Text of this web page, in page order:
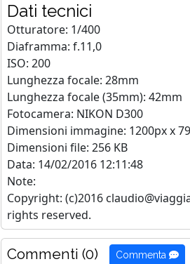
Dati tecnici
Otturatore: 1/400
Diaframma: f.11,0
ISO: 200
Lunghezza focale: 28mm
Lunghezza focale (35mm): 42mm
Fotocamera: NIKON D300
Dimensioni immagine: 1200px x
Dimensioni file: 256 KB
Data: 14/02/2016 12:11:48
Note:
Copyright: (c)2016
rights reserved.
Commenti (0) Commenta